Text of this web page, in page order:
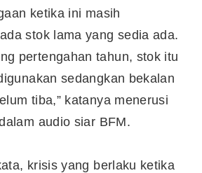
ketika ini masih
stok lama yang sedia ada.
pertengahan tahun, stok itu
sedangkan bekalan
tiba,” katanya menerusi
audio siar BFM.
krisis yang berlaku ketika